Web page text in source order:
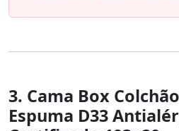
3. Cama Box
Espuma D33